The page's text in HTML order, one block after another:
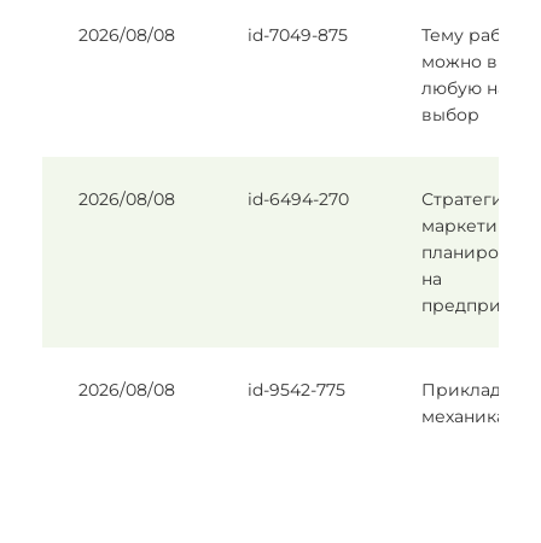
2026/08/08 id-7049-875
Тему работы
можно
любую на
выбор
2026/08/08 id-6494-270
на
2026/08/08 id-9542-775
Прикладная
механика